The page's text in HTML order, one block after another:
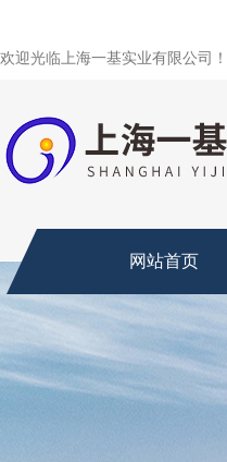
欢迎光临上海一基实业有限公司！
网站首页